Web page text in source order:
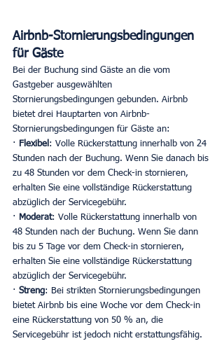
Airbnb-Stornierungsbedingungen
für Gäste
Bei der Buchung sind Gäste an die vom
Gastgeber ausgewählten
Stornierungsbedingungen gebunden. Airbnb
bietet drei Hauptarten von Airbnb-
Stornierungsbedingungen für Gäste an:
·
Flexibel : Volle Rückerstattung innerhalb von 24
Stunden nach der Buchung. Wenn Sie danach bis
zu 48 Stunden vor dem Check-in stornieren,
erhalten Sie eine vollständige Rückerstattung
abzüglich der Servicegebühr.
·
Moderat: Volle Rückerstattung innerhalb von
48 Stunden nach der Buchung. Wenn Sie dann
bis zu 5 Tage vor dem Check-in stornieren,
erhalten Sie eine vollständige Rückerstattung
abzüglich der Servicegebühr.
· Streng: Bei strikten Stornierungsbedingungen
bietet Airbnb bis eine Woche vor dem Check-in
eine Rückerstattung von 50 % an, die
Servicegebühr ist jedoch nicht erstattungsfähig.